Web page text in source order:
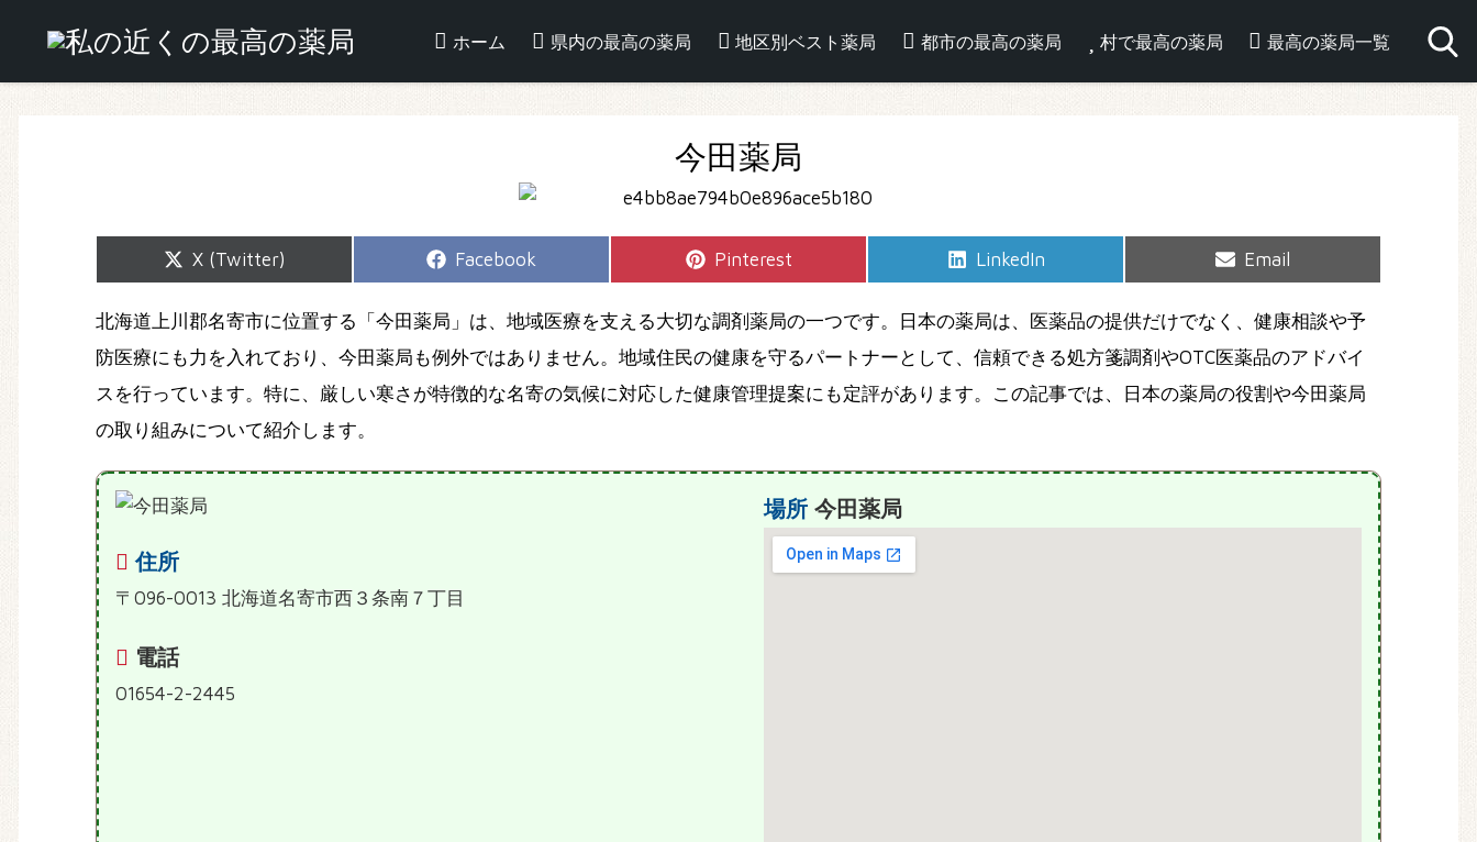
ホーム 県内の最高の薬局 地区別ベスト薬局 都市の最高の薬局 村で最高の薬局 最高の薬局一覧
今田薬局
Share
X (Twitter)
Share
Facebook
Share
Pinterest
Share
LinkedIn
Share
Email
北海道上川郡名寄市に位置する「今田薬局」は、地域医療を支える大切な調剤薬局の一つです。日本の薬局は、医薬品の提供だけでなく、健康相談や予
防医療にも力を入れており、今田薬局も例外ではありません。地域住民の健康を守るパートナーとして、信頼できる処方箋調剤やOTC医薬品のアドバイ
スを行っています。特に、厳しい寒さが特徴的な名寄の気候に対応した健康管理提案にも定評があります。この記事では、日本の薬局の役割や今田薬局
の取り組みについて紹介します。
住所
〒096-0013 北海道名寄市西３条南７丁目
電話
01654-2-2445
場所今田薬局